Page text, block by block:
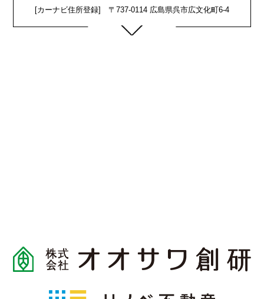
[カーナビ住所登録] 〒737-0114 広島県呉市広文化町6-4